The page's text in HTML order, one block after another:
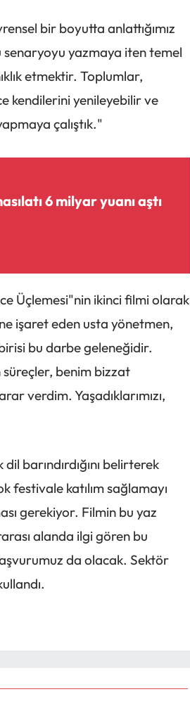
bir boyutta anlattığımız
yazmaya iten temel
etmektir. Toplumlar,
kendilerini yenileyebilir ve
çalıştık."
6 milyar yuanı aştı
Üçlemesi"nin ikinci filmi olarak
işaret eden usta yönetmen,
bu darbe geleneğidir.
süreçler, benim bizzat
verdim. Yaşadıklarımızı,
barındırdığını belirterek
katılım sağlamayı
gerekiyor. Filmin bu yaz
alanda ilgi gören bu
da olacak. Sektör